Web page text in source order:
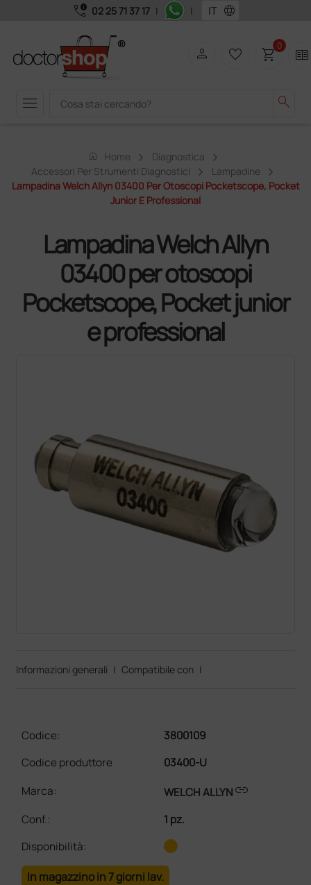
call_quality 02 25 71 37 17 | | language
menu search
person favorite_border shopping_cart0 two_pager
home Home
Diagnostica
Accessori Per Strumenti Diagnostici
Lampadine
Lampadina Welch Allyn 03400 Per Otoscopi Pocketscope, Pocket
Junior E Professional
Lampadina Welch Allyn
03400 per otoscopi
Pocketscope, Pocket junior
e professional
Informazioni generali | Compatibile con |
Codice:
3800109
Codice produttore
03400-U
Marca:
WELCH ALLYNlink
Conf.:
1 pz.
Disponibilità:
In magazzino in 7 giorni lav.